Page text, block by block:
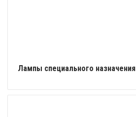
Лампы специального назначения